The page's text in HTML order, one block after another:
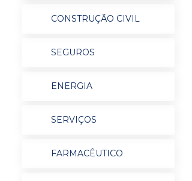
CONSTRUÇÃO CIVIL
SEGUROS
ENERGIA
SERVIÇOS
FARMACÊUTICO